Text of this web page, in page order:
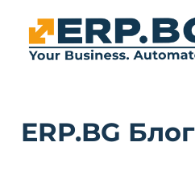
ERP.BG Блог